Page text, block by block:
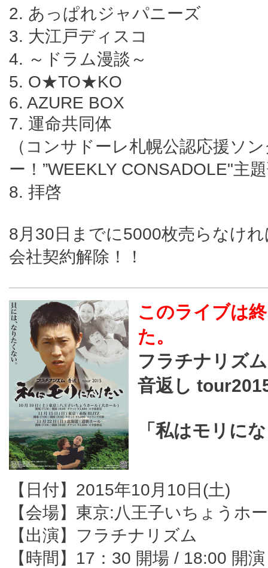
2. あっぱれジャパニーズ
3. 大江戸ディスコ
4. ～ドラム漫談～
5. O★TO★KO
6. AZURE BOX
7. 運命共同体
（コンサドーレ札幌公認応援ソ
ー！”WEEKLY CONSADOLE"主
8. 拝啓
8月30日までに5000枚売らなけ
会社契約解除！！
このライブは
た。
フラチナリズム
音返し
「私はモリに
【日付】2015年10月10日(土)
【会場】東京:八王子いちょうホ
【出演】フラチナリズム
【時間】17：30 開場 / 18:00 開演